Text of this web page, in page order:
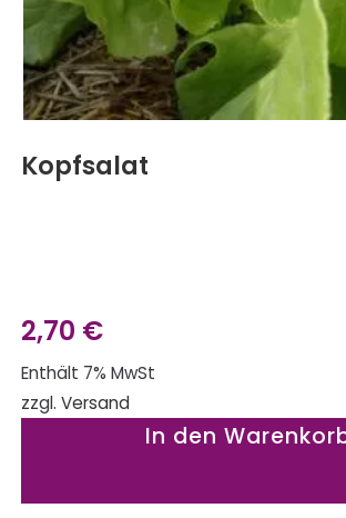
Kopfsalat
2,70 €
Enthält 7% MwSt
zzgl. Versand
In den